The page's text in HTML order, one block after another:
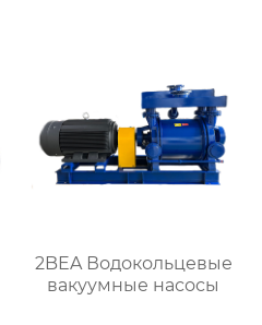
2BEA Водокольцевые
вакуумные насосы